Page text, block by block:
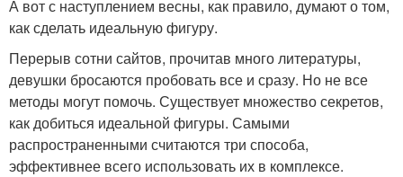
А вот с наступлением весны, как правило, думают о том,
как сделать идеальную фигуру.
Перерыв сотни сайтов, прочитав много литературы,
девушки бросаются пробовать все и сразу. Но не все
методы могут помочь. Существует множество секретов,
как добиться идеальной фигуры. Самыми
распространенными считаются три способа,
эффективнее всего использовать их в комплексе.